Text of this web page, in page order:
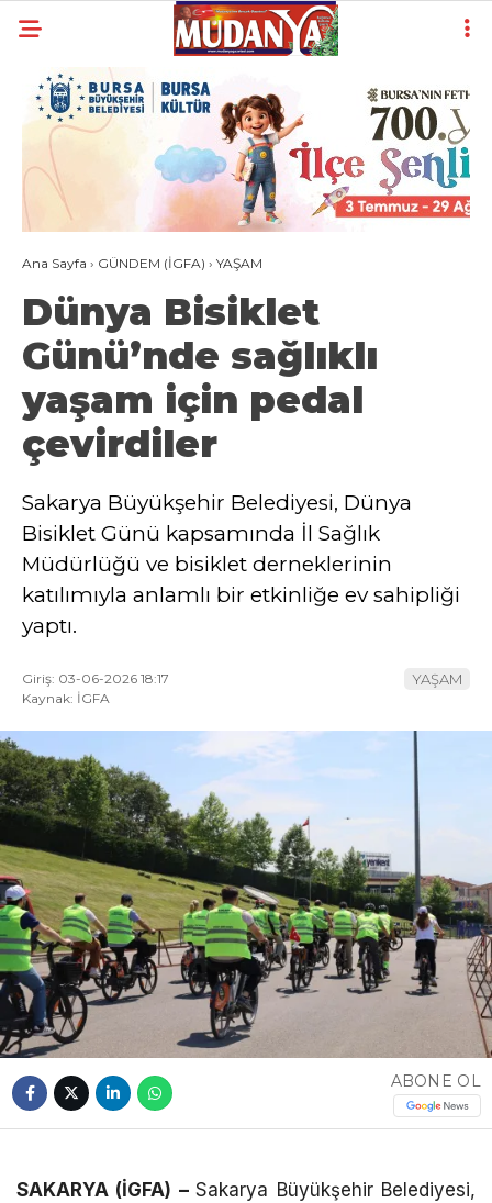
Youtube
Pinterest
29°
YAZARLAR
YEREL
GÜNDEM (İGFA)
SİYASET
ÖZEL HABER
EKONOMİ
AKTÜEL
EĞİTİM
YAZI DİZİSİ
YAZARLAR
Ana Sayfa › GÜNDEM (İGFA) › YAŞAM
Dünya Bisiklet
Günü’nde sağlıklı
yaşam için pedal
çevirdiler
Sakarya Büyükşehir Belediyesi, Dünya
Bisiklet Günü kapsamında İl Sağlık
Müdürlüğü ve bisiklet derneklerinin
katılımıyla anlamlı bir etkinliğe ev sahipliği
yaptı.
Giriş: 03-06-2026 18:17
Kaynak: İGFA
YAŞAM
ABONE OL
SAKARYA (İGFA) –Sakarya Büyükşehir Belediyesi,